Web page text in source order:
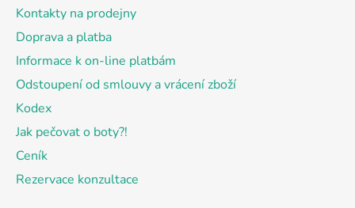
Kontakty na prodejny
Doprava a platba
Informace k on-line platbám
Odstoupení od smlouvy a vrácení zboží
Kodex
Jak pečovat o boty?!
Ceník
Rezervace konzultace